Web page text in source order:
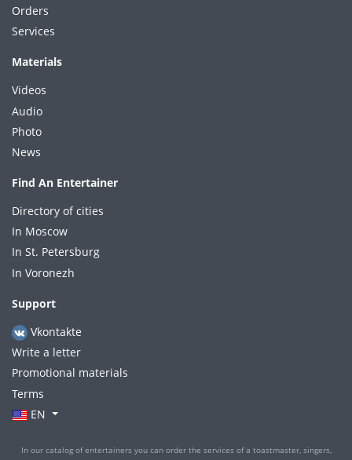
Orders
Services
Materials
Videos
Audio
Photo
News
Find An Entertainer
Directory of cities
In Moscow
In St. Petersburg
In Voronezh
Support
Vkontakte
Write a letter
Promotional materials
Terms
EN
In our catalog of entertainers you can order the services of a toastmaster, singers,